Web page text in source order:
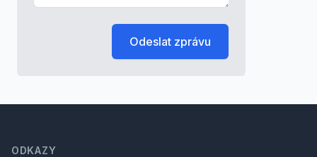
Odeslat zprávu
ODKAZY